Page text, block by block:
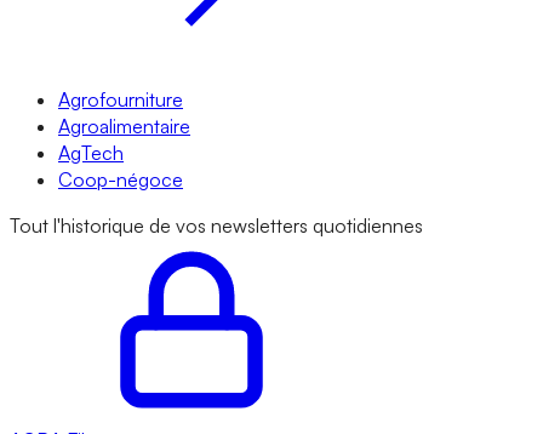
Agrofourniture
Agroalimentaire
AgTech
Coop-négoce
Tout l'historique de vos newsletters quotidiennes